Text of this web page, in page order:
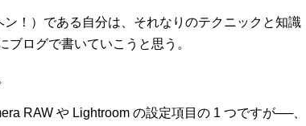
ン！）である自分は、それなりのテクニックと知識
ログで書いていこうと思う。
RAW や Lightroom の設定項目の 1 つですが──、